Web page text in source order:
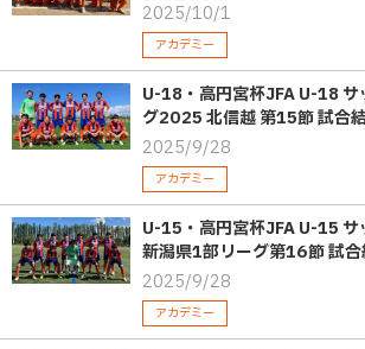
2025/10/1
アカデミー
U-18・高円宮杯JFA U-18 サ
グ2025 北信越 第15節 試合
2025/9/28
アカデミー
U-15・高円宮杯JFA U-15
新潟県1部リーグ第16節 試
2025/9/28
アカデミー